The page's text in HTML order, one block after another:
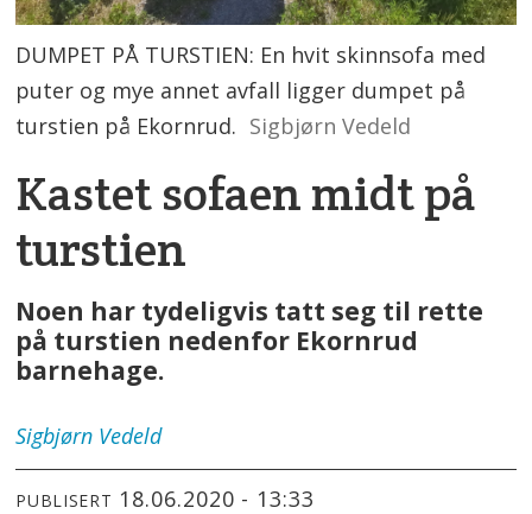
DUMPET PÅ TURSTIEN: En hvit skinnsofa med
puter og mye annet avfall ligger dumpet på
turstien på Ekornrud. Sigbjørn Vedeld
Kastet sofaen midt på
turstien
Noen har tydeligvis tatt seg til rette
på turstien nedenfor Ekornrud
barnehage.
Sigbjørn Vedeld
PUBLISERT 18.06.2020 - 13:33